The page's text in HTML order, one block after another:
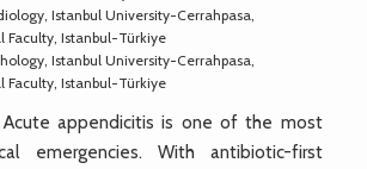
Istanbul University-Cerrahpasa,
Faculty, Istanbul-Türkiye
Istanbul University-Cerrahpasa,
Faculty, Istanbul-Türkiye
Acute appendicitis is one of the most
emergencies. With antibiotic-first